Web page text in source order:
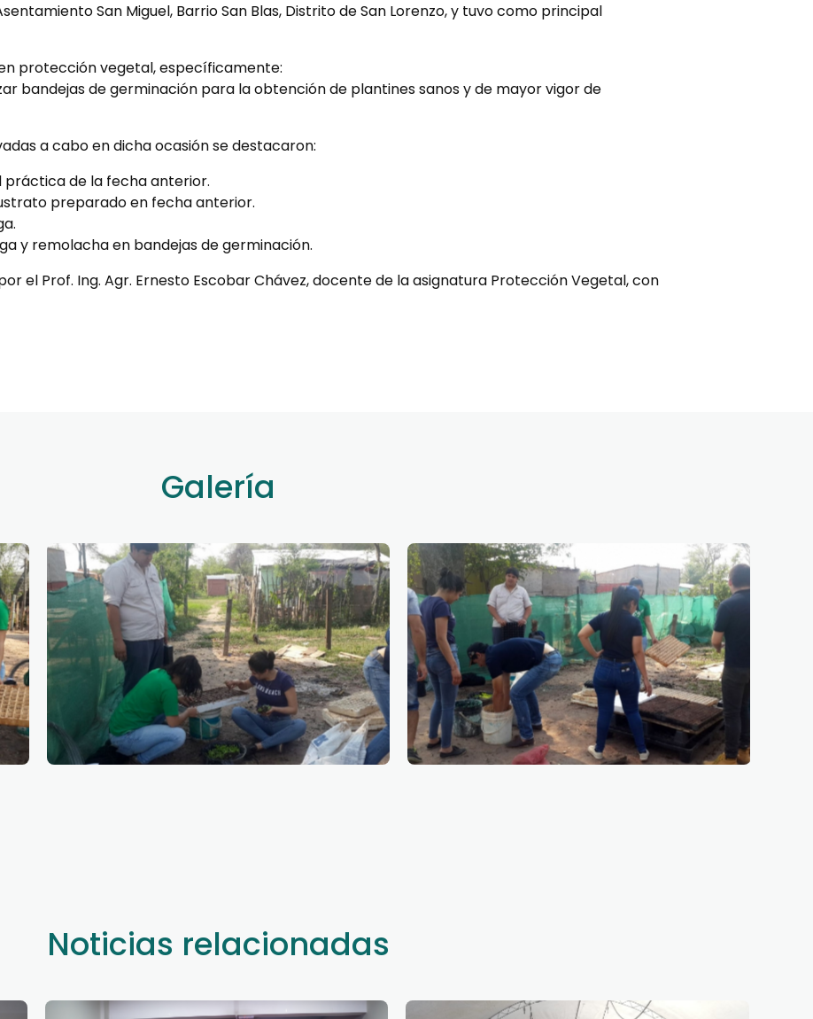
San Miguel, Barrio San Blas, Distrito de San Lorenzo, y tuvo como principal
protección vegetal, específicamente:
bandejas de germinación para la obtención de plantines sanos y de mayor vigor de
a cabo en dicha ocasión se destacaron:
práctica de la fecha anterior.
preparado en fecha anterior.
y remolacha en bandejas de germinación.
el Prof. Ing. Agr. Ernesto Escobar Chávez, docente de la asignatura Protección Vegetal, con
Galería
Noticias relacionadas